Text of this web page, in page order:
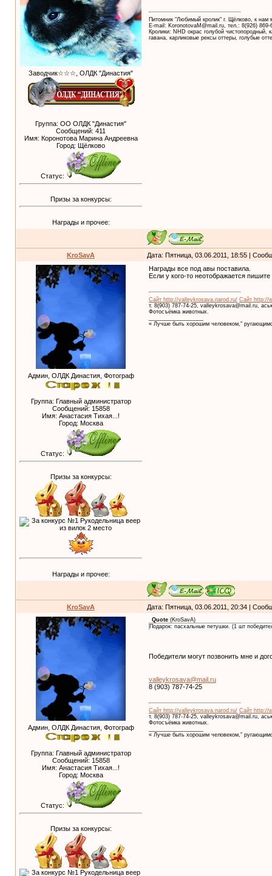
Заводчик☆☆☆, ОЛДК "Династия"
Группа: ОО ОЛДК "Династия"
Сообщений: 411
Имя: Коронотова Марина Андреевна
Город: Щёлково
Статус:
Призы за конкурсы:
Награды и прочее:
Питомник "Любимый кролик" г. Щёлково, к нам
E-mail: KoronotovaM@mail.ru, тел.: 8(926) 869-
Кролики: NHD окрас голубой чистопородный,
гавана, карликовые рексы оттеры, голубые
KroSavA Дата: Пятница, 03.06.2011, 18:55 |
Админ, ОЛДК Династия, Фотограф
Группа: Главный администратор
Сообщений: 15858
Имя: Анастасия Тихая...!
Город: Москва
Статус:
Призы за конкурсы:
Награды и прочее:
Награды все под авы поставила.
Если у кого-то неотображается
Сайт http://valleykrosava.narod.ru/ Сайт http://
т. 8(903) 787-74-25, valleykrosava@mail.ru,
Фотосъёмка животных.
« Лучше быть хорошим человеком,"
KroSavA Дата: Пятница, 03.06.2011, 20:34 |
Админ, ОЛДК Династия, Фотограф
Группа: Главный администратор
Сообщений: 15858
Имя: Анастасия Тихая...!
Город: Москва
Статус:
Призы за конкурсы:
Quote (KroSavA)
Подарок: пасхальные петушки. (1 шт
Победители могут позвонить мне и
valleykrosava@mail.ru
8 (903) 787-74-25
Сайт http://valleykrosava.narod.ru/ Сайт http://
т. 8(903) 787-74-25, valleykrosava@mail.ru,
Фотосъёмка животных.
« Лучше быть хорошим человеком,"